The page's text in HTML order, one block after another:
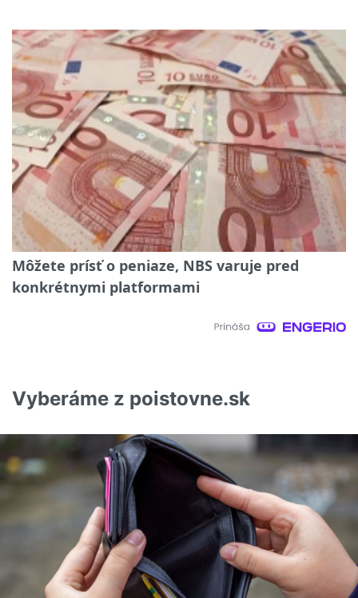
Môžete prísť o peniaze, NBS varuje pred
konkrétnymi platformami
Vyberáme z poistovne.sk